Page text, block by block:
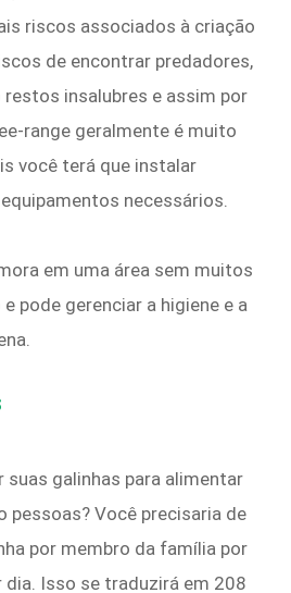
riscos associados à criação
de encontrar predadores,
insalubres e assim por
range geralmente é muito
você terá que instalar
necessários.
em uma área sem muitos
pode gerenciar a higiene e a
suas galinhas para alimentar
pessoas? Você precisaria de
por membro da família por
dia. Isso se traduzirá em 208